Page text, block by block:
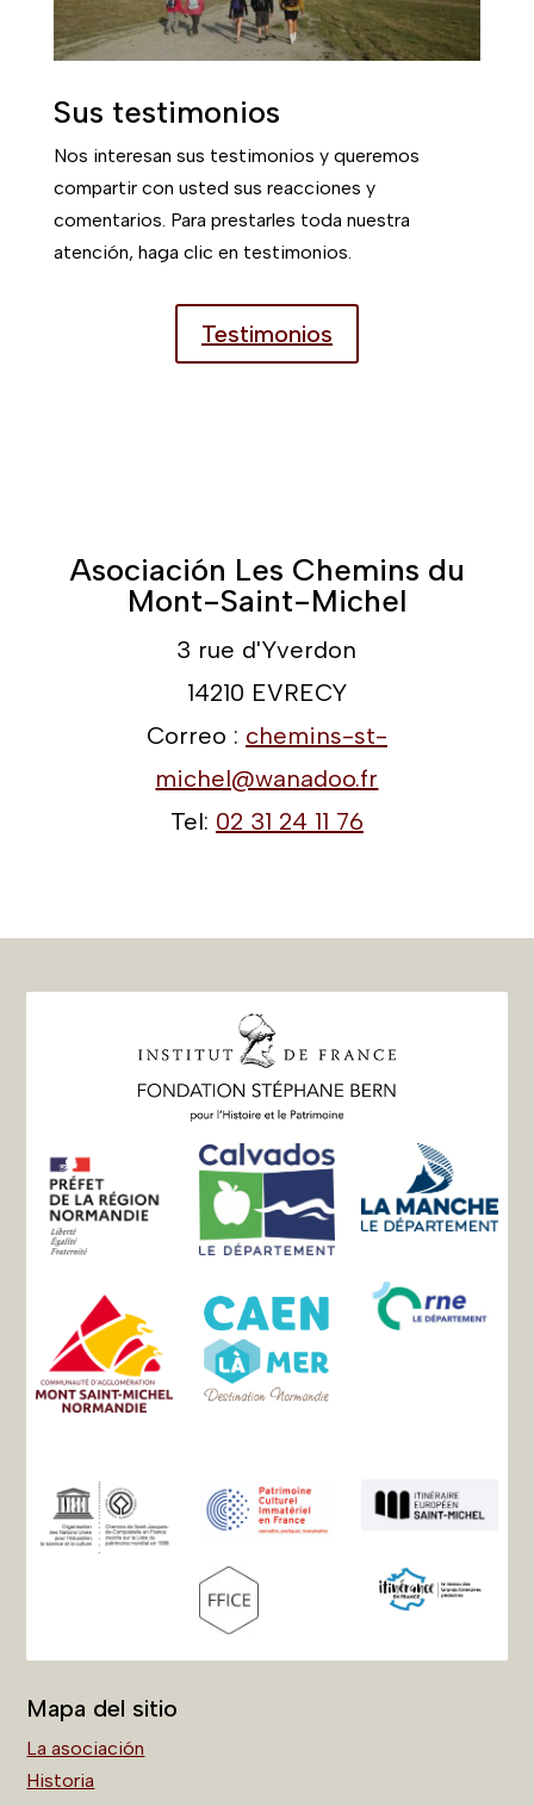
Sus testimonios
Nos interesan sus testimonios y queremos
compartir con usted sus reacciones y
comentarios. Para prestarles toda nuestra
atención, haga clic en testimonios.
Testimonios
Asociación Les Chemins du
Mont-Saint-Michel
3 rue d'Yverdon
14210 EVRECY
Correo : chemins-st-
michel@wanadoo.fr
Tel: 02 31 24 11 76
Mapa del sitio
La asociación
Historia